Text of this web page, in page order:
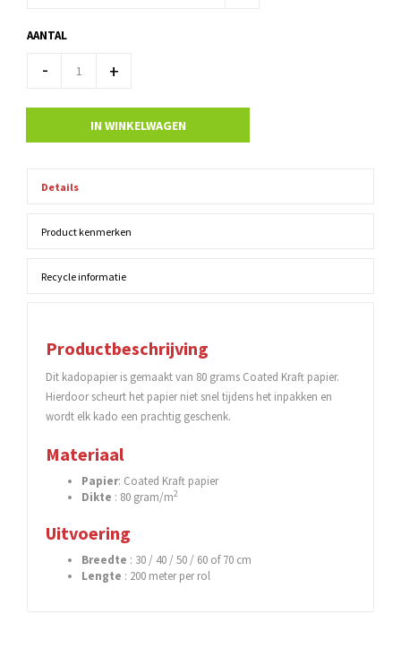
AANTAL
- +
IN WINKELWAGEN
Details
Product kenmerken
Recycle informatie
Productbeschrijving
Dit kadopapier is gemaakt van 80 grams Coated Kraft papier.
Hierdoor scheurt het papier niet snel tijdens het inpakken en
wordt elk kado een prachtig geschenk.
Materiaal
Papier: Coated Kraft papier
Dikte : 80 gram/m2
Uitvoering
Breedte : 30 / 40 / 50 / 60 of 70 cm
Lengte : 200 meter per rol